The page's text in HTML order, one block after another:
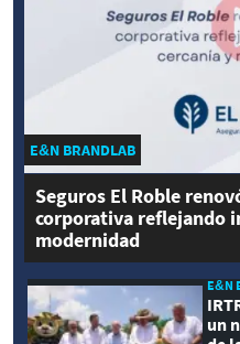
E&N BRANDLAB
Seguros El Roble
corporativa reflejando
modernidad
E&N
un